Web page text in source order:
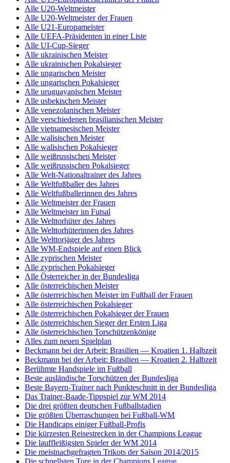
Alle U20-Weltmeister
Alle U20-Weltmeister der Frauen
Alle U21-Europameister
Alle UEFA-Präsidenten in einer Liste
Alle UI-Cup-Sieger
Alle ukrainischen Meister
Alle ukrainischen Pokalsieger
Alle ungarischen Meister
Alle ungarischen Pokalsieger
Alle uruguayanischen Meister
Alle usbekischen Meister
Alle venezolanischen Meister
Alle verschiedenen brasilianischen Meister
Alle vietnamesischen Meister
Alle walisischen Meister
Alle walisischen Pokalsieger
Alle weißrussischen Meister
Alle weißrussischen Pokalsieger
Alle Welt-Nationaltrainer des Jahres
Alle Weltfußballer des Jahres
Alle Weltfußballerinnen des Jahres
Alle Weltmeister der Frauen
Alle Weltmeister im Futsal
Alle Welttorhüter des Jahres
Alle Welttorhüterinnen des Jahres
Alle Welttorjäger des Jahres
Alle WM-Endspiele auf einen Blick
Alle zyprischen Meister
Alle zyprischen Pokalsieger
Alle Österreicher in der Bundesliga
Alle österreichischen Meister
Alle österreichischen Meister im Fußball der Frauen
Alle österreichischen Pokalsieger
Alle österreichischen Pokalsieger der Frauen
Alle österreichischen Sieger der Ersten Liga
Alle österreichischen Torschützenkönige
Alles zum neuen Spielplan
Beckmann bei der Arbeit: Brasilien — Kroatien 1. Halbzeit
Beckmann bei der Arbeit: Brasilien — Kroatien 2. Halbzeit
Berühmte Handspiele im Fußball
Beste ausländische Torschützen der Bundesliga
Beste Bayern-Trainer nach Punkteschnitt in der Bundesliga
Das Trainer-Baade-Tippspiel zur WM 2014
Die drei größten deutschen Fußballstadien
Die größten Überraschungen bei Fußball-WM
Die Handicaps einiger Fußball-Profis
Die kürzesten Reisestrecken in der Champions League
Die lauffleißigsten Spieler der WM 2014
Die meistnachgefragten Trikots der Saison 2014/2015
Die schnellsten Tore in der Champions League